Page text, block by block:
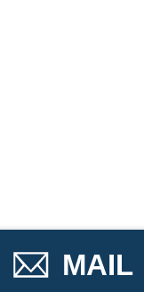
MAIL
問い合わせ